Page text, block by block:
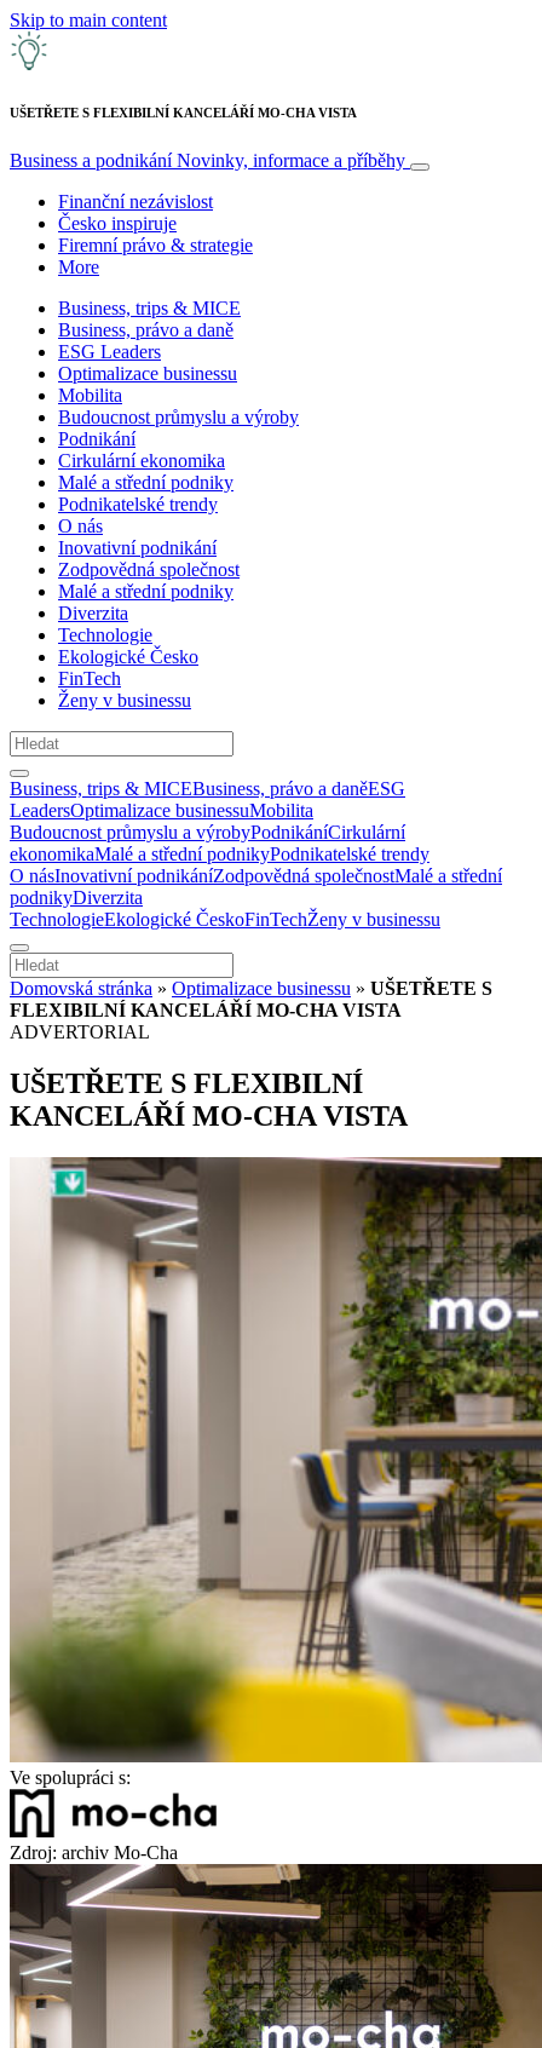
Skip to main content
UŠETŘETE S FLEXIBILNÍ KANCELÁŘÍ MO-CHA VISTA
Business a podnikáníNovinky, informace a příběhy
Finanční nezávislost
Česko inspiruje
Firemní právo & strategie
More
Business, trips & MICE
Business, právo a daně
ESG Leaders
Optimalizace businessu
Mobilita
Budoucnost průmyslu a výroby
Podnikání
Cirkulární ekonomika
Malé a střední podniky
Podnikatelské trendy
O nás
Inovativní podnikání
Zodpovědná společnost
Malé a střední podniky
Diverzita
Technologie
Ekologické Česko
FinTech
Ženy v businessu
Business, trips & MICEBusiness, právo a daněESG
LeadersOptimalizace businessuMobilita
Budoucnost průmyslu a výrobyPodnikáníCirkulární
ekonomikaMalé a střední podnikyPodnikatelské trendy
O násInovativní podnikáníZodpovědná společnostMalé a střední
podnikyDiverzita
TechnologieEkologické ČeskoFinTechŽeny v businessu
Domovská stránka » Optimalizace businessu » UŠETŘETE S
FLEXIBILNÍ KANCELÁŘÍ MO-CHA VISTA
ADVERTORIAL
UŠETŘETE S FLEXIBILNÍ
KANCELÁŘÍ MO-CHA VISTA
Ve spolupráci s:
Zdroj: archiv Mo-Cha